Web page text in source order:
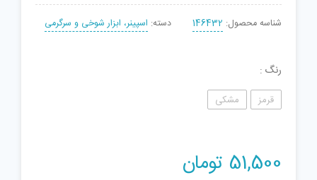
شناسه محصول: 146432 دسته: اسپینر، ابزار شوخی و سرگرمی
رنگ
قرمز مشکی
51,500 تومان